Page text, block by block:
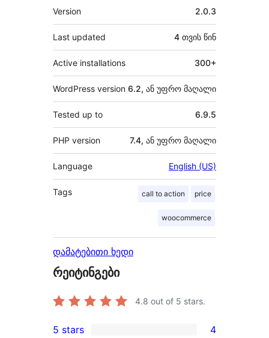
მეტა
Version 2.0.3
Last updated 4 თვის წინ
Active installations 300+
WordPress version 6.2, ან უფრო მაღალი
Tested up to 6.9.5
PHP version 7.4, ან უფრო მაღალი
Language English (US)
Tags call to action price
woocommerce
დამატებითი ხედი
რეიტინგები
4.8 out of 5 stars.
5 stars 4